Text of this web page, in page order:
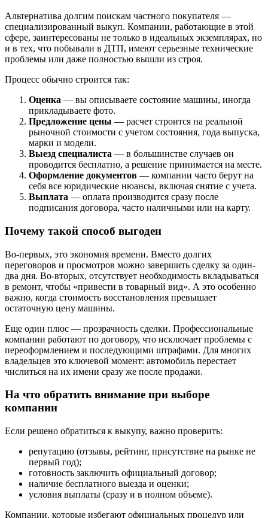
Альтернатива долгим поискам частного покупателя —
специализированный выкуп. Компании, работающие в этой
сфере, заинтересованы не только в идеальных экземплярах, но
и в тех, что побывали в ДТП, имеют серьезные технические
проблемы или даже полностью вышли из строя.
Процесс обычно строится так:
Оценка — вы описываете состояние машины, иногда
прикладываете фото.
Предложение цены — расчет строится на реальной
рыночной стоимости с учетом состояния, года выпуска,
марки и модели.
Выезд специалиста — в большинстве случаев он
проводится бесплатно, а решение принимается на месте.
Оформление документов — компании часто берут на
себя все юридические нюансы, включая снятие с учета.
Выплата — оплата производится сразу после
подписания договора, часто наличными или на карту.
Почему такой способ выгоден
Во-первых, это экономия времени. Вместо долгих
переговоров и просмотров можно завершить сделку за один-
два дня. Во-вторых, отсутствует необходимость вкладываться
в ремонт, чтобы «привести в товарный вид». А это особенно
важно, когда стоимость восстановления превышает
остаточную цену машины.
Еще один плюс — прозрачность сделки. Профессиональные
компании работают по договору, что исключает проблемы с
переоформлением и последующими штрафами. Для многих
владельцев это ключевой момент: автомобиль перестает
числиться на их имени сразу же после продажи.
На что обратить внимание при выборе
компании
Если решено обратиться к выкупу, важно проверить:
репутацию (отзывы, рейтинг, присутствие на рынке не
первый год);
готовность заключить официальный договор;
наличие бесплатного выезда и оценки;
условия выплаты (сразу и в полном объеме).
Компании, которые избегают официальных процедур или